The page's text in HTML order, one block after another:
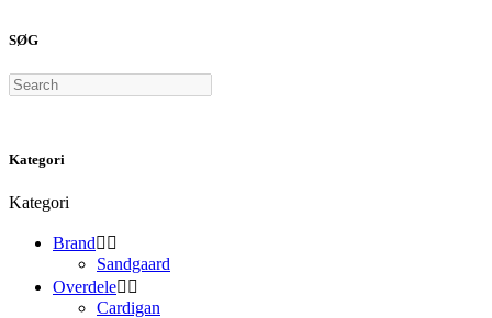
SØG
Search
Kategori
Kategori
Brand 
Sandgaard
Overdele 
Cardigan